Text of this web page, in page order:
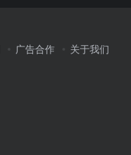
广告合作 关于我们